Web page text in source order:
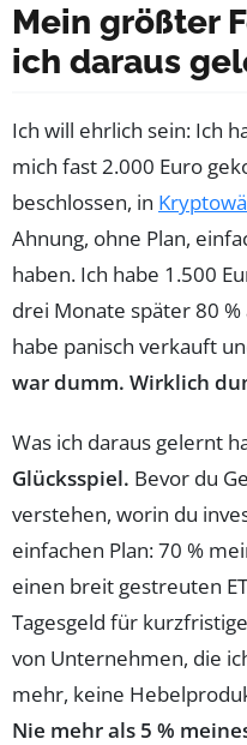
Mein größter
ich daraus
Ich will ehrlich sein: Ich
mich fast 2.000 Euro
beschlossen, in
Ahnung, ohne Plan,
haben. Ich habe 1.500
drei Monate später 80
habe panisch verkauft
war dumm. Wirklich
Was ich daraus gelernt
Glücksspiel. Bevor du
verstehen, worin du
einfachen Plan: 70 %
einen breit gestreuten
Tagesgeld für
von Unternehmen, die
mehr, keine
Nie mehr als 5 %